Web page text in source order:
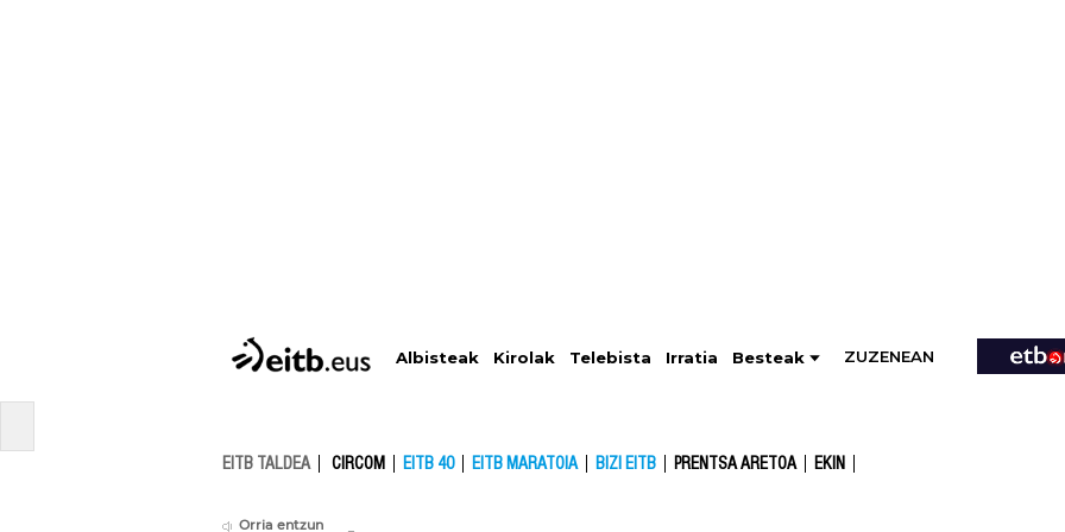
Albisteak Kirolak Telebista Irratia Besteak ZUZENEAN
EITB TALDEA CIRCOM EITB 40 EITB MARATOIA BIZI EITB PRENTSA ARETOA EKIN
Orria entzun